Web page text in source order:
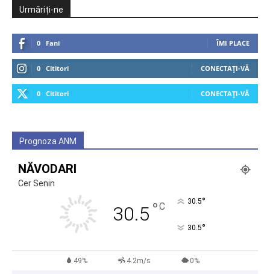
Urmăriți-ne
0 Fani ÎMI PLACE
0 Cititori CONECTAȚI-VĂ
0 Cititori CONECTAȚI-VĂ
Prognoza ANM
NĂVODARI
Cer Senin
30.5 °C 30.5°
30.5°
49% 4.2m/s 0%